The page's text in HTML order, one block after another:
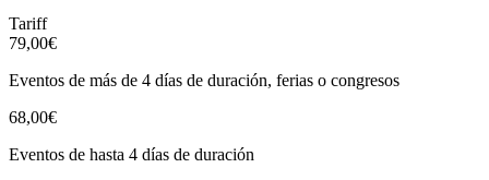
Tariff
79,00€
Eventos de más de 4 días de duración, ferias o congresos
68,00€
Eventos de hasta 4 días de duración